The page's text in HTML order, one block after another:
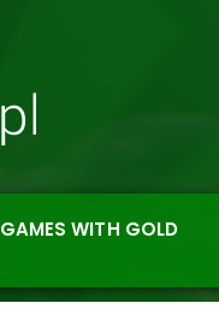
GAMES WITH GOLD